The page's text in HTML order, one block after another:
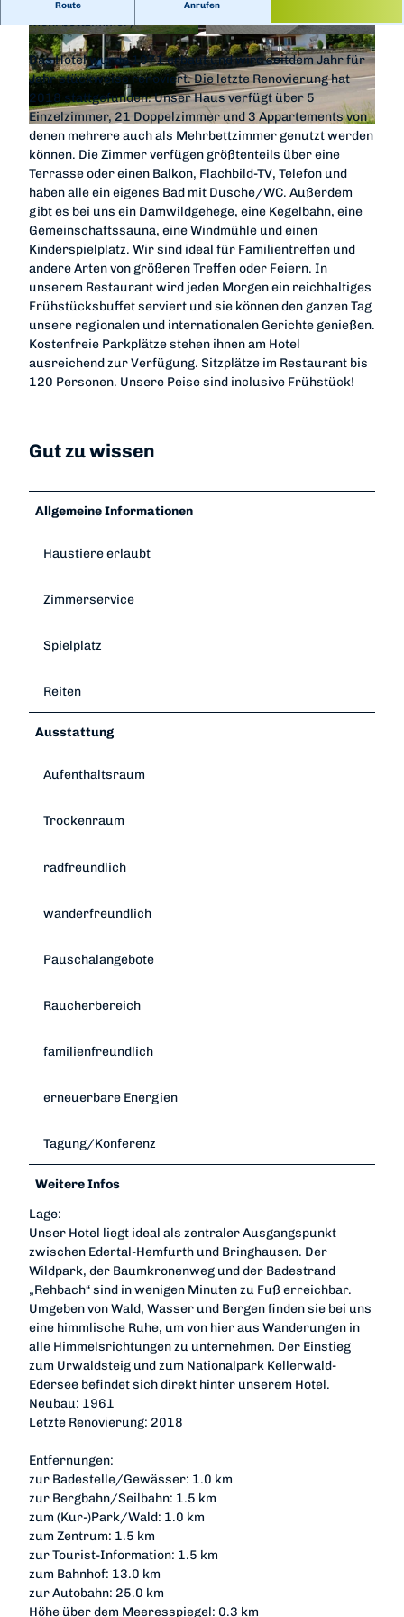
© im-web.de/ Edersee Marketing GmbH
© im-web.de/ Edersee Marketing GmbH © im-web.de/ Edersee Marketing GmbH
Route Anrufen
70 Gesamt-Betten (4 Einzelzimmer, 24 Doppelzimmer & 6
Mehrbettzimmer)
Das Hotel wurde 1971 erbaut und wird seitdem Jahr für
Jahr stückweise renoviert. Die letzte Renovierung hat
2018 stattgefunden. Unser Haus verfügt über 5
Einzelzimmer, 21 Doppelzimmer und 3 Appartements von
denen mehrere auch als Mehrbettzimmer genutzt werden
können. Die Zimmer verfügen größtenteils über eine
Terrasse oder einen Balkon, Flachbild-TV, Telefon und
haben alle ein eigenes Bad mit Dusche/WC. Außerdem
gibt es bei uns ein Damwildgehege, eine Kegelbahn, eine
Gemeinschaftssauna, eine Windmühle und einen
Kinderspielplatz. Wir sind ideal für Familientreffen und
andere Arten von größeren Treffen oder Feiern. In
unserem Restaurant wird jeden Morgen ein reichhaltiges
Frühstücksbuffet serviert und sie können den ganzen Tag
unsere regionalen und internationalen Gerichte genießen.
Kostenfreie Parkplätze stehen ihnen am Hotel
ausreichend zur Verfügung. Sitzplätze im Restaurant bis
120 Personen. Unsere Peise sind inclusive Frühstück!
Gut zu wissen
Allgemeine Informationen
Haustiere erlaubt
Zimmerservice
Spielplatz
Reiten
Ausstattung
Aufenthaltsraum
Trockenraum
radfreundlich
wanderfreundlich
Pauschalangebote
Raucherbereich
familienfreundlich
erneuerbare Energien
Tagung/Konferenz
Weitere Infos
Lage:
Unser Hotel liegt ideal als zentraler Ausgangspunkt
zwischen Edertal-Hemfurth und Bringhausen. Der
Wildpark, der Baumkronenweg und der Badestrand
„Rehbach“ sind in wenigen Minuten zu Fuß erreichbar.
Umgeben von Wald, Wasser und Bergen finden sie bei uns
eine himmlische Ruhe, um von hier aus Wanderungen in
alle Himmelsrichtungen zu unternehmen. Der Einstieg
zum Urwaldsteig und zum Nationalpark Kellerwald-
Edersee befindet sich direkt hinter unserem Hotel.
Neubau: 1961
Letzte Renovierung: 2018
Entfernungen:
zur Badestelle/Gewässer: 1.0 km
zur Bergbahn/Seilbahn: 1.5 km
zum (Kur-)Park/Wald: 1.0 km
zum Zentrum: 1.5 km
zur Tourist-Information: 1.5 km
zum Bahnhof: 13.0 km
zur Autobahn: 25.0 km
Höhe über dem Meeresspiegel: 0.3 km